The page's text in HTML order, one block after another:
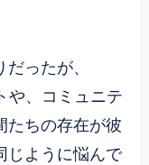
ったが、
や、コミュニテ
たちの存在が彼
じように悩んで